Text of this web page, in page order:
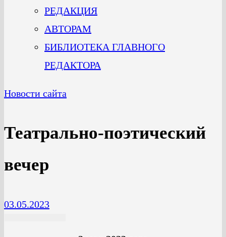
РЕДАКЦИЯ
АВТОРАМ
БИБЛИОТЕКА ГЛАВНОГО
РЕДАКТОРА
Новости сайта
Театрально-поэтический
вечер
03.05.2023